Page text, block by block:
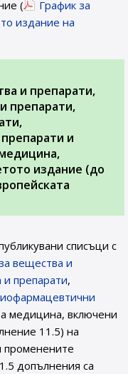
(
График за
издание на
и препарати,
препарати,
и
издание (до
списъци с
вещества и
препарати,
медицина, включени
11.5) на
променените
допълнения са